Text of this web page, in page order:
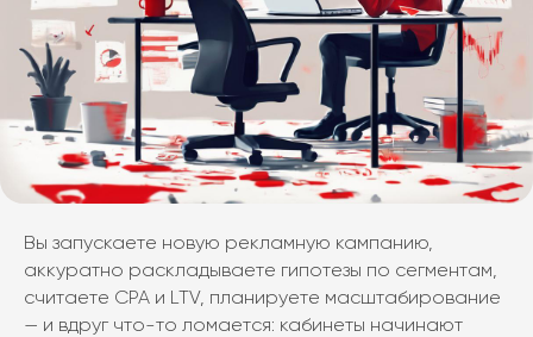
Вы запускаете новую рекламную кампанию,
аккуратно раскладываете гипотезы по сегментам,
считаете CPA и LTV, планируете масштабирование
— и вдруг что-то ломается: кабинеты начинают